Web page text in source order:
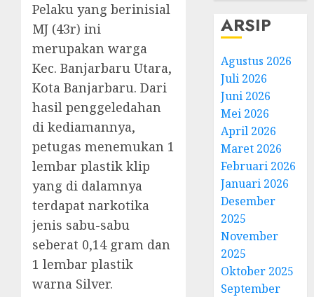
Pelaku yang berinisial
MJ (43r) ini
merupakan warga
Kec. Banjarbaru Utara,
Kota Banjarbaru. Dari
hasil penggeledahan
di kediamannya,
petugas menemukan 1
lembar plastik klip
yang di dalamnya
terdapat narkotika
jenis sabu-sabu
seberat 0,14 gram dan
1 lembar plastik
warna Silver.
ARSIP
Agustus 2026
Juli 2026
Juni 2026
Mei 2026
April 2026
Maret 2026
Februari 2026
Januari 2026
Desember
2025
November
2025
Oktober 2025
September